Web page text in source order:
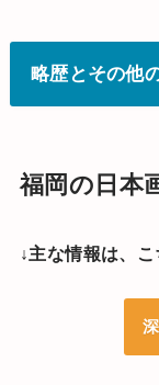
略歴とその他
福岡の日本
↓主な情報は、